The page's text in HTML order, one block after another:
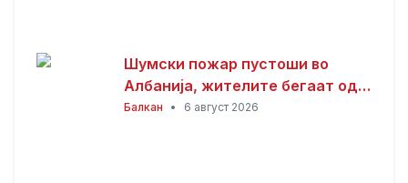
Шумски пожар пустоши во
Албанија, жителите бегаат од
домовите
Балкан • 6 август 2026